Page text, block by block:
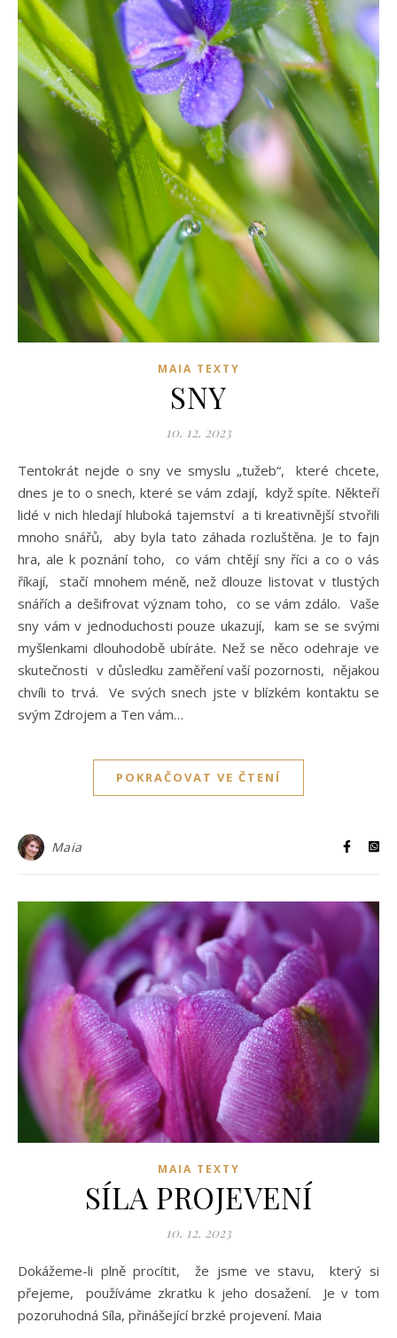
MAIA TEXTY
SNY
10. 12. 2023
Tentokrát nejde o sny ve smyslu „tužeb“, které chcete,
dnes je to o snech, které se vám zdají, když spíte. Někteří
lidé v nich hledají hluboká tajemství a ti kreativnější stvořili
mnoho snářů, aby byla tato záhada rozluštěna. Je to fajn
hra, ale k poznání toho, co vám chtějí sny říci a co o vás
říkají, stačí mnohem méně, než dlouze listovat v tlustých
snářích a dešifrovat význam toho, co se vám zdálo. Vaše
sny vám v jednoduchosti pouze ukazují, kam se se svými
myšlenkami dlouhodobě ubíráte. Než se něco odehraje ve
skutečnosti v důsledku zaměření vaší pozornosti, nějakou
chvíli to trvá. Ve svých snech jste v blízkém kontaktu se
svým Zdrojem a Ten vám…
POKRAČOVAT VE ČTENÍ
Maia
MAIA TEXTY
SÍLA PROJEVENÍ
10. 12. 2023
Dokážeme-li plně procítit, že jsme ve stavu, který si
přejeme, používáme zkratku k jeho dosažení. Je v tom
pozoruhodná Síla, přinášející brzké projevení. Maia